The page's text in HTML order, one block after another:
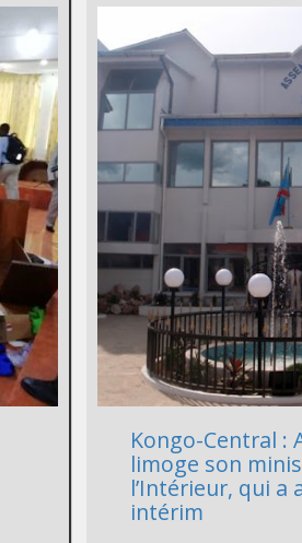
Kongo-Central :
limoge son
l’Intérieur, qui a
intérim